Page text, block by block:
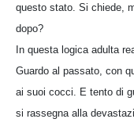
questo stato. Si chiede,
dopo?
In questa logica adulta
Guardo al passato, con
ai suoi cocci. E tento di
si rassegna alla